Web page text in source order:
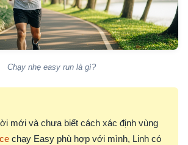
Chạy nhẹ easy run là gì?
mới và chưa biết cách xác định vùng
chạy Easy phù hợp với mình, Linh có